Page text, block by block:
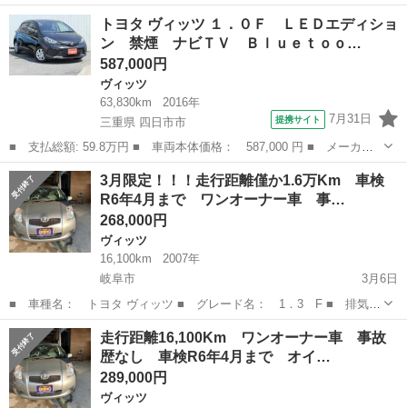
量： 1300cc ■ ドア枚数： 5D ■ 店舗PR文： 車検付き R6年4
月まで有り 通勤車にどうぞ！ ■ 年式（年...
岐阜 岐阜市 ヴィッツ
トヨタ ヴィッツ １．０Ｆ ＬＥＤエディショ
ン 禁煙 ナビＴＶ Ｂｌｕｅｔｏｏ…
587,000円
ヴィッツ
63,830km
2016年
三重県 四日市市
提携サイト 7月31日
■ 支払総額: 59.8万円 ■ 車両本体価格： 587,000 円 ■ メーカー
名： トヨタ ■ 車種名： ヴィッツ ■ グレード名： １．０Ｆ
ＬＥＤエディション 禁煙 ナビＴＶ Ｂｌｕｅｔｏｏｔｈ １オー
ナー ＬＥＤ...
三重 四日市市 ヴィッツ
3月限定！！！走行距離僅か1.6万Km 車検
R6年4月まで ワンオーナー車 事…
268,000円
ヴィッツ
16,100km
2007年
岐阜市
3月6日
■ 車種名： トヨタ ヴィッツ ■ グレード名： 1．3 F ■ 排気
量： 1300cc ■ ドア枚数： 5D ■ 店舗PR文： 車検付き R6年4
月まで有り 通勤車にどうぞ！ ■ 年式（年...
岐阜 岐阜市 ヴィッツ
走行距離16,100Km ワンオーナー車 事故
歴なし 車検R6年4月まで オイ…
289,000円
ヴィッツ